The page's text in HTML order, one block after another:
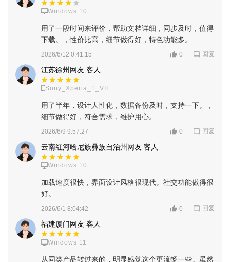
Windows 10
用了一段时间来评价，帮助文档详细，同步及时，值得
下载。，性价比高，细节做得好，特色功能多。
2026/6/12 0:41:15 0 回复
江苏徐州网友 客人
Sony_Xperia_1_VII
用了半年，设计人性化，数据备份及时，支持一下。，
细节做得好，符合需求，维护用心。
2026/6/9 9:57:27 0 回复
云南红河哈尼族彝族自治州网友 客人
Windows 10
加载速度很快，界面设计风格很现代。社交功能做得很
好。
2026/6/1 8:04:42 0 回复
福建厦门网友 客人
Windows 11
从同类产品转过来的，明显感觉这个更流畅一些。虽然